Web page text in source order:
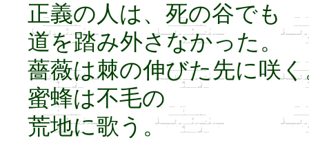
正義の人は、死の谷でも
道を踏み外さなかった。
薔薇は棘の伸びた先に咲
蜜蜂は不毛の
荒地に歌う。